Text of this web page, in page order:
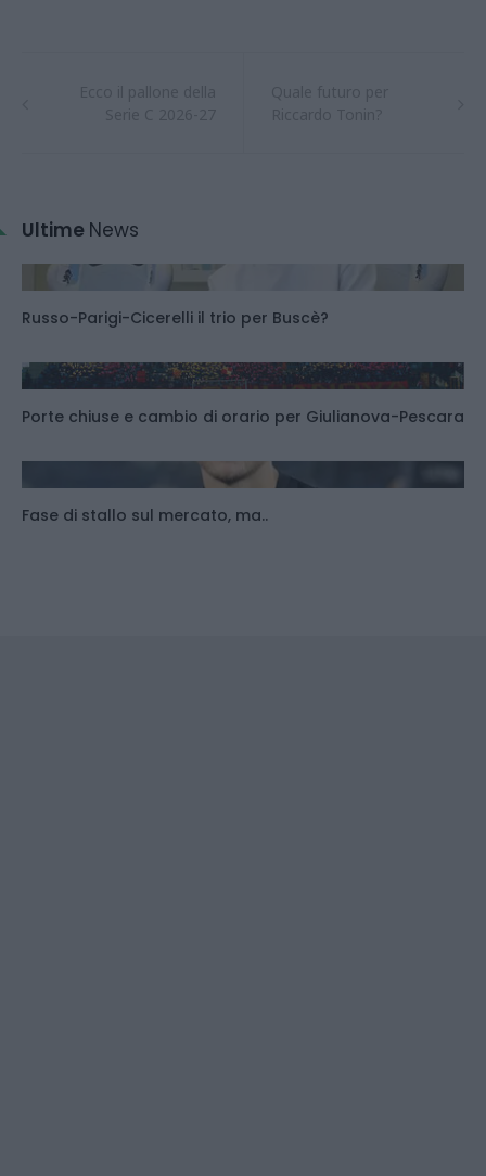
Ultime News
Russo-Parigi-Cicerelli il trio per Buscè?
Porte chiuse e cambio di orario per Giulianova-Pescara
Fase di stallo sul mercato, ma..